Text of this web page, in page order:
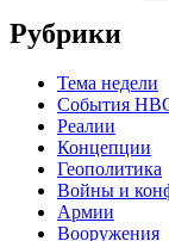
Рубрики
Тема недели
События
Реалии
Концепции
Геополитика
Войны и
Армии
Вооружения